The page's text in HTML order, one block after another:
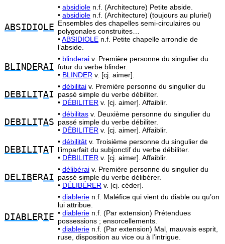
ABSIDIO LE
• absidiole n.f. (Architecture) Petite abside.
• absidiole n.f. (Architecture) (toujours au pluriel)
Ensembles des chapelles semi-circulaires ou
polygonales construites…
•ABSIDIOLE n.f. Petite chapelle arrondie de
l’abside.
BLI N DE RAI
• blinderai v. Première personne du singulier du
futur du verbe blinder.
• BLINDER v. [cj. aimer].
DEBILITAI
• débilitai v. Première personne du singulier du
passé simple du verbe débiliter.
• DÉBILITER v. [cj. aimer]. Affaiblir.
DEBILITAS
• débilitas v. Deuxième personne du singulier du
passé simple du verbe débiliter.
• DÉBILITER v. [cj. aimer]. Affaiblir.
DEBILITAT
• débilitât v. Troisième personne du singulier de
l’imparfait du subjonctif du verbe débiliter.
• DÉBILITER v. [cj. aimer]. Affaiblir.
DELIB ERAI
• délibérai v. Première personne du singulier du
passé simple du verbe délibérer.
• DÉLIBÉRER v. [cj. céder].
DIABLE RI E
• diablerie n.f. Maléfice qui vient du diable ou qu’on
lui attribue.
• diablerie n.f. (Par extension) Prétendues
possessions ; ensorcellements.
• diablerie n.f. (Par extension) Mal, mauvais esprit,
ruse, disposition au vice ou à l’intrigue.